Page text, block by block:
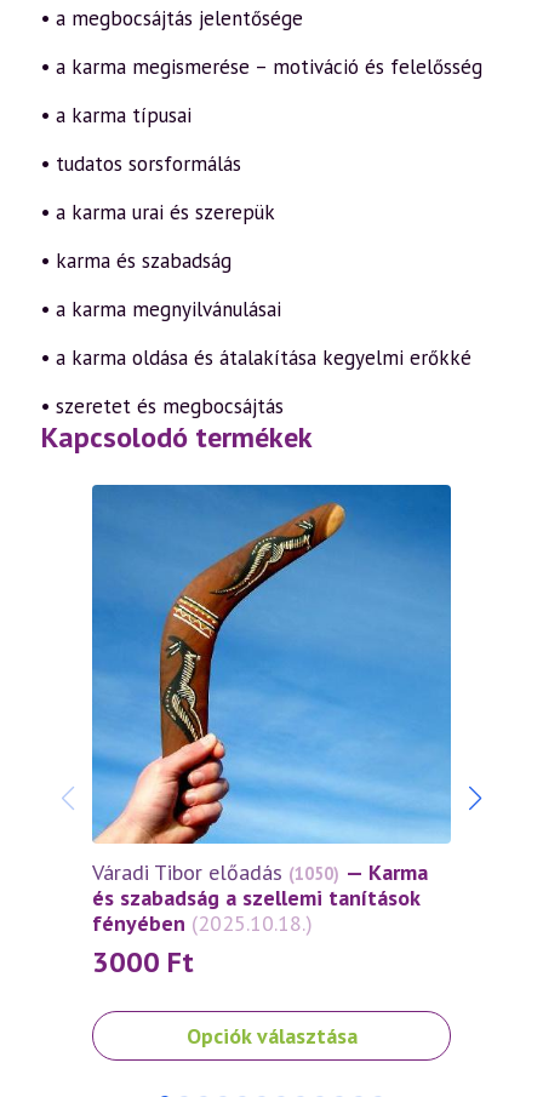
• a megbocsájtás jelentősége
• a karma megismerése – motiváció és felelősség
• a karma típusai
• tudatos sorsformálás
• a karma urai és szerepük
• karma és szabadság
• a karma megnyilvánulásai
• a karma oldása és átalakítása kegyelmi erőkké
• szeretet és megbocsájtás
Kapcsolodó termékek
Váradi Tibor előadás (1050) — Karma
és szabadság a szellemi tanítások
fényében (2025.10.18.)
3000 Ft
Opciók választása
Ennek
a